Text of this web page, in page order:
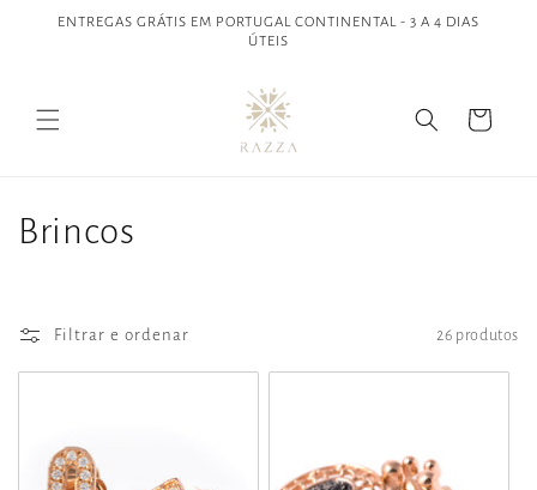
para o
ENTREGAS GRÁTIS EM PORTUGAL CONTINENTAL - 3 A 4 DIAS
ÚTEIS
Carrinho
C
l
e
Brincos
Filtrar e ordenar 26 produtos